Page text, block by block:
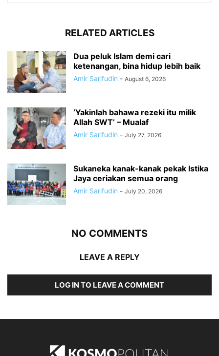
RELATED ARTICLES
Dua peluk Islam demi cari
ketenangan, bina hidup lebih baik
Amir Sarifudin - August 6, 2026
‘Yakinlah bahawa rezeki itu milik
Allah SWT’ – Mualaf
Amir Sarifudin - July 27, 2026
Sukaneka kanak-kanak pekak Istika
Jaya ceriakan semua orang
Amir Sarifudin - July 20, 2026
NO COMMENTS
LEAVE A REPLY
LOG IN TO LEAVE A COMMENT